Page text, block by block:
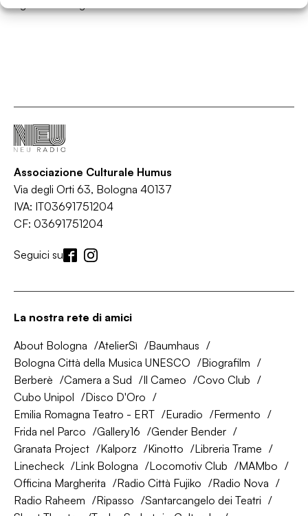
Associazione Culturale Humus
Via degli Orti 63, Bologna 40137
IVA: IT03691751204
CF: 03691751204
Seguici su
La nostra rete di amici
About Bologna AtelierSì
Baumhaus
Bologna Città della Musica UNESCO
Biografilm
Berberè
Camera a Sud Il Cameo
Covo Club
Cubo Unipol
Disco D'Oro
Emilia Romagna Teatro - ERT
Euradio
Fermento
Frida nel Parco
Gallery16
Gender Bender
Granata Project
Kalporz Kinotto
Libreria Trame
Linecheck
Link Bologna Locomotiv Club
MAMbo
Officina Margherita
Radio Città Fujiko
Radio Nova
Radio Raheem
Ripasso
Santarcangelo dei Teatri